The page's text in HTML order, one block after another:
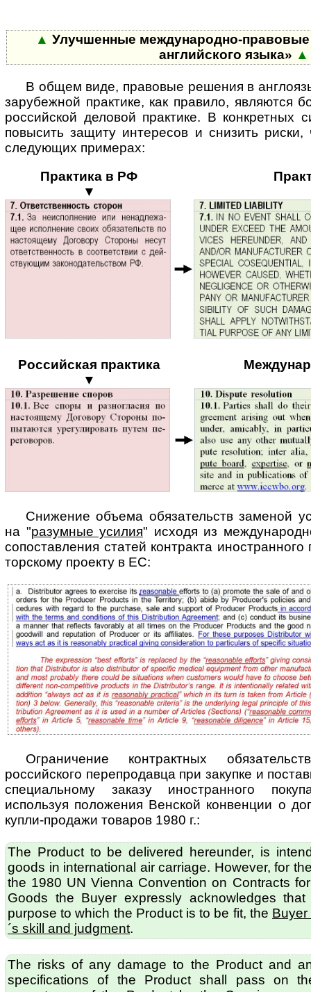
▲ Улучшенные международно-
английского языка» ▲
В общем виде, правовые решения в
зарубежной практике, как правило, являются
российской деловой практике. В конкретных
повысить защиту интересов и снизить
следующих примерах:
Практика в РФ
▼
Российская практика
▼
Снижение объема обязательств заменой
на "разумные усилия" исходя из
сопоставления статей контракта
тор­ско­му проекту в ЕС:
Ограничение контрактных
российского перепродавца при закупке и
специальному заказу иностранного
используя по­ло­же­ния Венской конвенции о
купли-продажи товаров 1980 г.:
The Product to be delivered hereunder, is
goods in international air carriage. However, for
the 1980 UN Vienna Convention on Contracts
Goods the Buyer expressly acknowledges
purpose to which the Product is to be fit, the
´s skill and judgment.
The risks of any damage to the Product and
specifications of the Product shall pass on